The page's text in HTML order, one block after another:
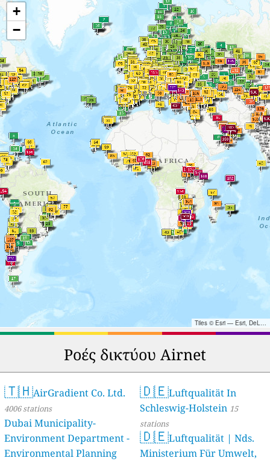
+
−
Tiles © Esri — Esri, DeLorme, NAVTEQ, TomTom, Intermap, iPC, USGS, FAO, NPS, NRCAN, GeoBase, Kadaster NL, Ordnance Survey, Esri Japan, METI, Esri China (Hong Kong), and the GIS User Community
Ροές δικτύου Airnet
🇹🇭AirGradient Co. Ltd.
4006 stations
Dubai Municipality-
Environment Department -
Environmental Planning
🇩🇪Luftqualität In
Schleswig-Holstein 15
stations
🇩🇪Luftqualität | Nds.
Ministerium Für Umwelt,